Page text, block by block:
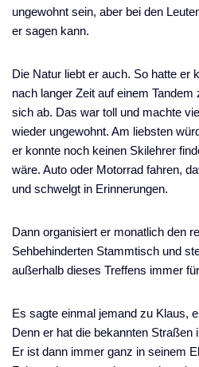
ungewohnt sein, aber bei den
er sagen kann.
Die Natur liebt er auch. So hatte er
nach langer Zeit auf einem
sich ab. Das war toll und machte
wieder ungewohnt. Am liebsten
er konnte noch keinen Skilehrer
wäre. Auto oder Motorrad fahren,
und schwelgt in Erinnerungen.
Dann organisiert er monatlich den
Sehbehinderten Stammtisch und
außerhalb dieses Treffens immer
Es sagte einmal jemand zu Klaus,
Denn er hat die bekannten
Er ist dann immer ganz in seinem